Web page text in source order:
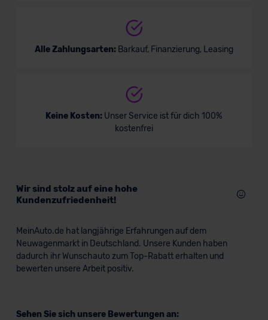
Alle Zahlungsarten: Barkauf, Finanzierung, Leasing
Keine Kosten: Unser Service ist für dich 100%
kostenfrei
Wir sind stolz auf eine hohe
Kundenzufriedenheit!
MeinAuto.de hat langjährige Erfahrungen auf dem
Neuwagenmarkt in Deutschland. Unsere Kunden haben
dadurch ihr Wunschauto zum Top-Rabatt erhalten und
bewerten unsere Arbeit positiv.
Sehen Sie sich unsere Bewertungen an: